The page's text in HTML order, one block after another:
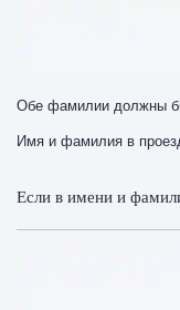
Обе фамилии должны
Имя и фамилия в
Если в имени и